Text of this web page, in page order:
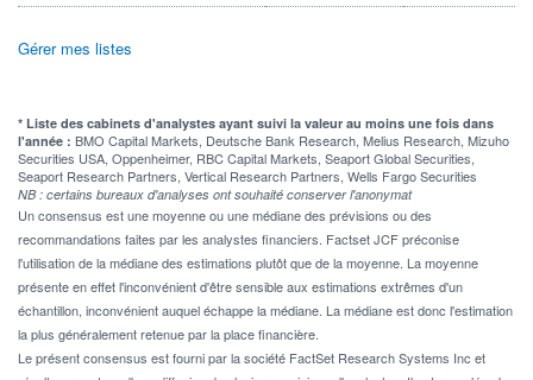
Gérer mes listes
* Liste des cabinets d'analystes ayant suivi la valeur au moins une fois dans
l'année : BMO Capital Markets, Deutsche Bank Research, Melius Research, Mizuho
Securities USA, Oppenheimer, RBC Capital Markets, Seaport Global Securities,
Seaport Research Partners, Vertical Research Partners, Wells Fargo Securities
NB : certains bureaux d'analyses ont souhaité conserver l'anonymat
Un consensus est une moyenne ou une médiane des prévisions ou des
recommandations faites par les analystes financiers. Factset JCF préconise
l'utilisation de la médiane des estimations plutôt que de la moyenne. La moyenne
présente en effet l'inconvénient d'être sensible aux estimations extrêmes d'un
échantillon, inconvénient auquel échappe la médiane. La médiane est donc l'estimation
la plus généralement retenue par la place financière.
Le présent consensus est fourni par la société FactSet Research Systems Inc et